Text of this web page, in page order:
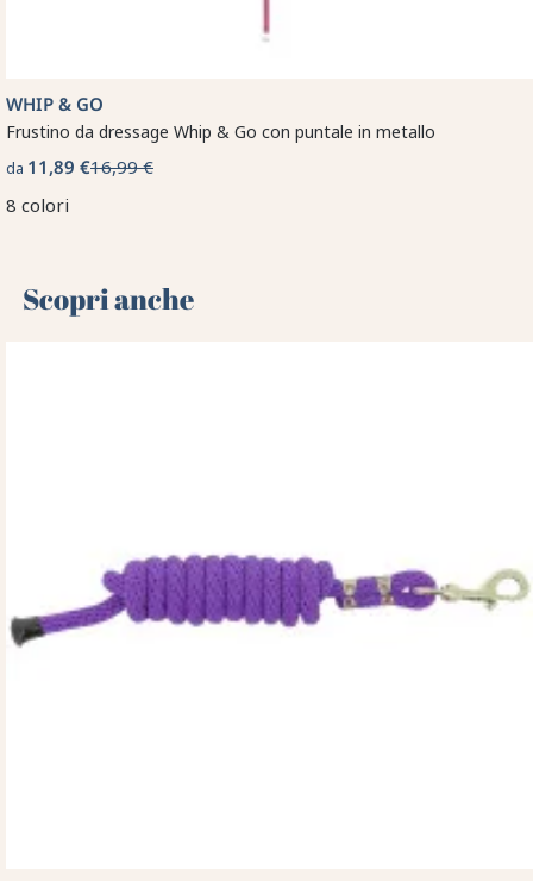
WHIP & GO
Frustino da dressage Whip & Go con puntale in metallo
da 11,89 €16,99 €
8 colori
Scopri anche 🌻